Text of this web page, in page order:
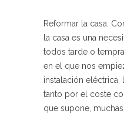
Reformar la casa.
la casa es una
todos tarde o
en el que nos
instalación eléctrica,
tanto por el coste
que supone,